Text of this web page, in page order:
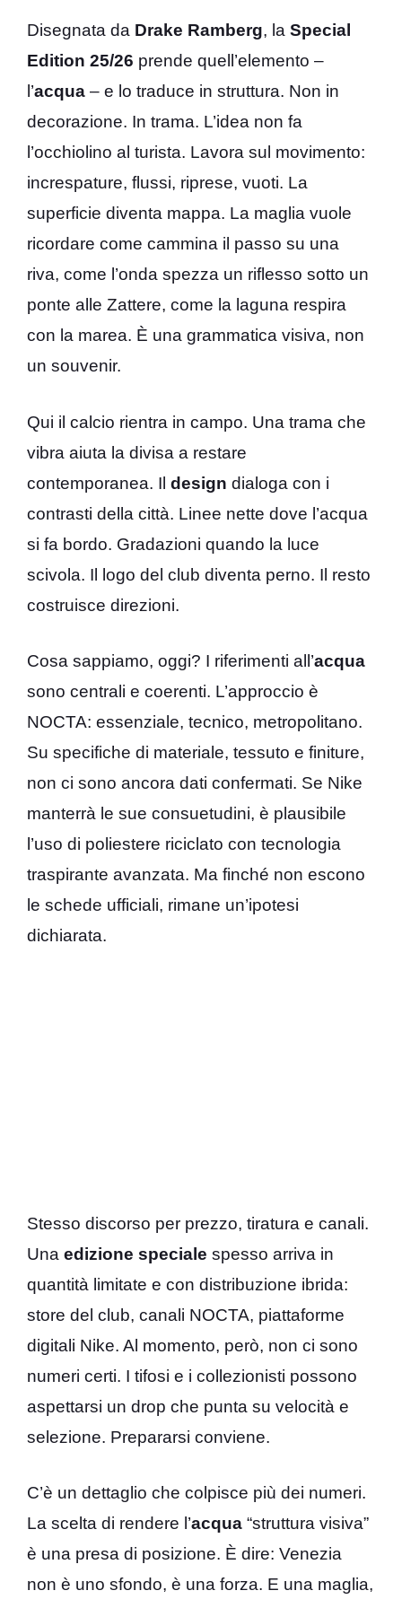
Disegnata da Drake Ramberg, la Special
Edition 25/26 prende quell’elemento –
l’acqua – e lo traduce in struttura. Non in
decorazione. In trama. L’idea non fa
l’occhiolino al turista. Lavora sul movimento:
increspature, flussi, riprese, vuoti. La
superficie diventa mappa. La maglia vuole
ricordare come cammina il passo su una
riva, come l’onda spezza un riflesso sotto un
ponte alle Zattere, come la laguna respira
con la marea. È una grammatica visiva, non
un souvenir.
Qui il calcio rientra in campo. Una trama che
vibra aiuta la divisa a restare
contemporanea. Il design dialoga con i
contrasti della città. Linee nette dove l’acqua
si fa bordo. Gradazioni quando la luce
scivola. Il logo del club diventa perno. Il resto
costruisce direzioni.
Cosa sappiamo, oggi? I riferimenti all’acqua
sono centrali e coerenti. L’approccio è
NOCTA: essenziale, tecnico, metropolitano.
Su specifiche di materiale, tessuto e finiture,
non ci sono ancora dati confermati. Se Nike
manterrà le sue consuetudini, è plausibile
l’uso di poliestere riciclato con tecnologia
traspirante avanzata. Ma finché non escono
le schede ufficiali, rimane un’ipotesi
dichiarata.
Stesso discorso per prezzo, tiratura e canali.
Una edizione speciale spesso arriva in
quantità limitate e con distribuzione ibrida:
store del club, canali NOCTA, piattaforme
digitali Nike. Al momento, però, non ci sono
numeri certi. I tifosi e i collezionisti possono
aspettarsi un drop che punta su velocità e
selezione. Prepararsi conviene.
C’è un dettaglio che colpisce più dei numeri.
La scelta di rendere l’acqua “struttura visiva”
è una presa di posizione. È dire: Venezia
non è uno sfondo, è una forza. E una maglia,